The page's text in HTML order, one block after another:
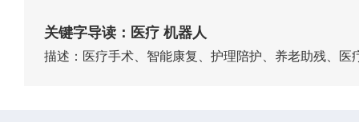
关键字导读：医疗 机器人
描述：医疗手术、智能康复、护理陪护、养老助残、医